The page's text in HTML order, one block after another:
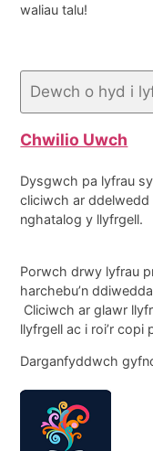
waliau talu!
Chwilio Uwch
Dysgwch pa lyfrau
cliciwch ar ddelwedd
nghatalog y llyfrgell.
Porwch drwy lyfrau
harchebu’n
Cliciwch ar glawr
llyfrgell ac i roi’r
Darganfyddwch